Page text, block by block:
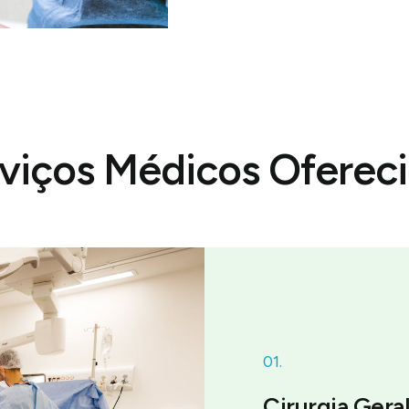
Médicos
01.